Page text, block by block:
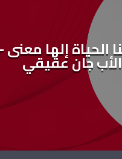
الحياة إلها معنى
الأب جان عقيقي